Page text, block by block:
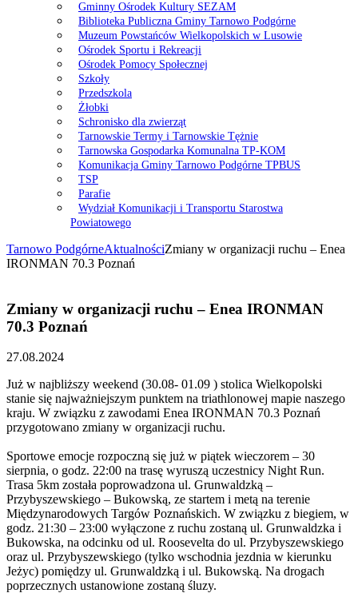
Gminny Ośrodek Kultury SEZAM
Biblioteka Publiczna Gminy Tarnowo Podgórne
Muzeum Powstańców Wielkopolskich w Lusowie
Ośrodek Sportu i Rekreacji
Ośrodek Pomocy Społecznej
Szkoły
Przedszkola
Żłobki
Schronisko dla zwierząt
Tarnowskie Termy i Tarnowskie Tężnie
Tarnowska Gospodarka Komunalna TP-KOM
Komunikacja Gminy Tarnowo Podgórne TPBUS
TSP
Parafie
Wydział Komunikacji i Transportu Starostwa
Powiatowego
Tarnowo PodgórneAktualnościZmiany w organizacji ruchu – Enea
IRONMAN 70.3 Poznań
Zmiany w organizacji ruchu – Enea IRONMAN
70.3 Poznań
27.08.2024
Już w najbliższy weekend (30.08- 01.09 ) stolica Wielkopolski
stanie się najważniejszym punktem na triathlonowej mapie naszego
kraju. W związku z zawodami Enea IRONMAN 70.3 Poznań
przygotowano zmiany w organizacji ruchu.
Sportowe emocje rozpoczną się już w piątek wieczorem – 30
sierpnia, o godz. 22:00 na trasę wyruszą uczestnicy Night Run.
Trasa 5km została poprowadzona ul. Grunwaldzką –
Przybyszewskiego – Bukowską, ze startem i metą na terenie
Międzynarodowych Targów Poznańskich. W związku z biegiem, w
godz. 21:30 – 23:00 wyłączone z ruchu zostaną ul. Grunwaldzka i
Bukowska, na odcinku od ul. Roosevelta do ul. Przybyszewskiego
oraz ul. Przybyszewskiego (tylko wschodnia jezdnia w kierunku
Jeżyc) pomiędzy ul. Grunwaldzką i ul. Bukowską. Na drogach
poprzecznych ustanowione zostaną śluzy.